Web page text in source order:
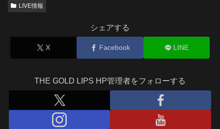
LIVE情報
シェアする
X Facebook LINE
THE GOLD LIPS HP管理者をフォローする